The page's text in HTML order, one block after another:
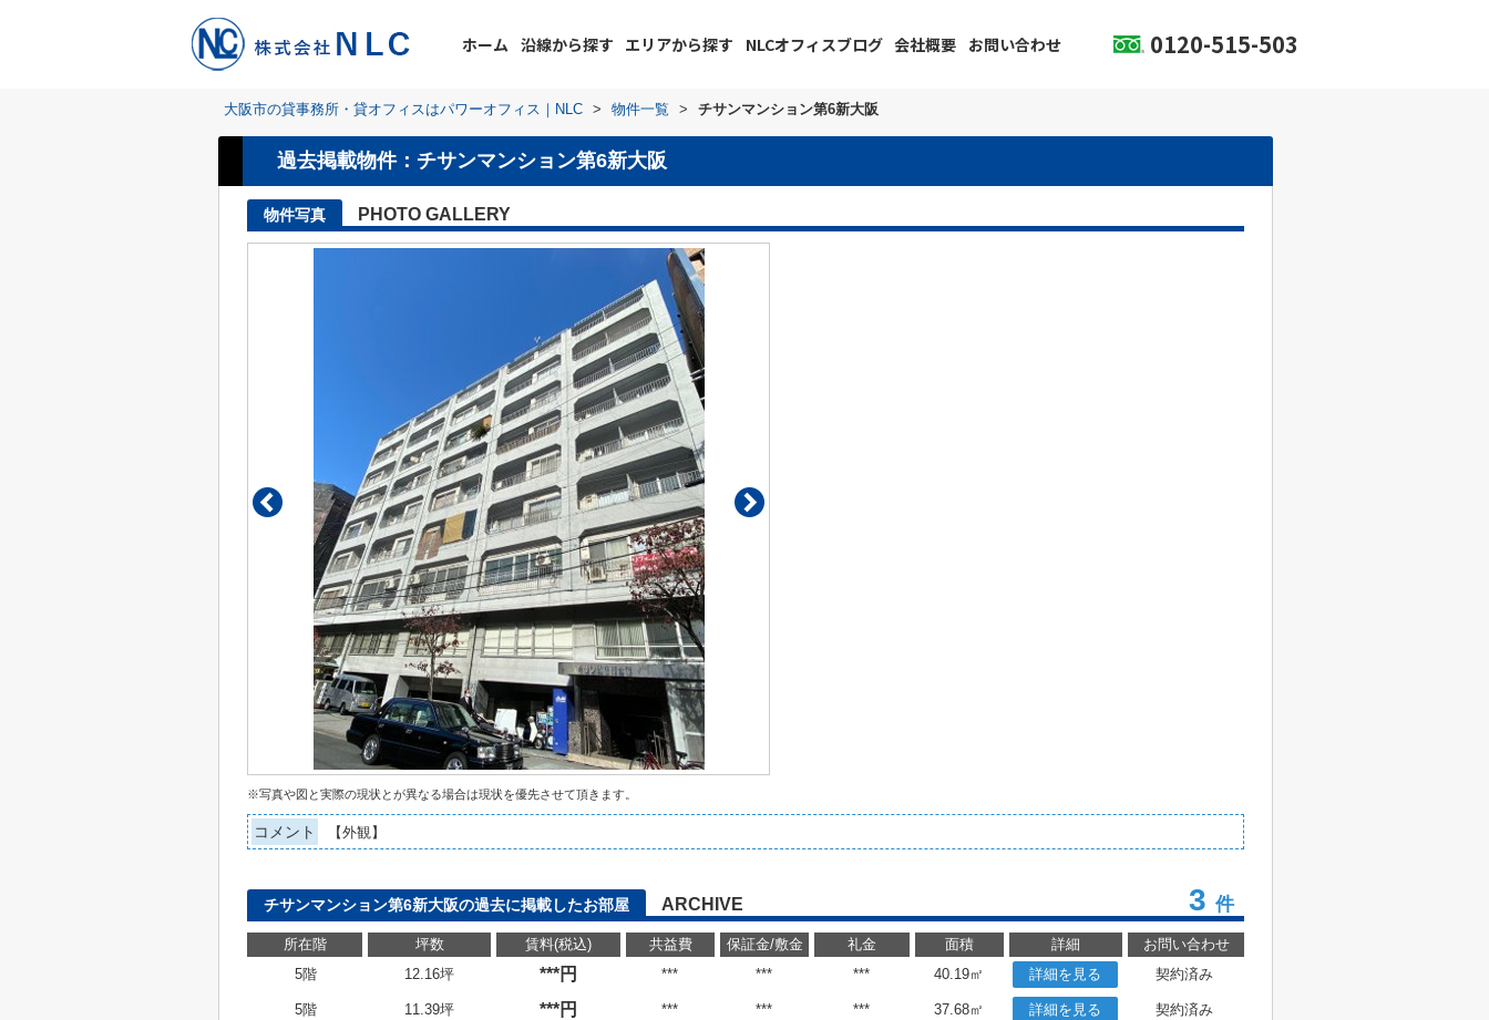
ホーム 沿線から探す エリアから探す NLCオフィスブログ 会社概要 お問い合わせ 0120-515-503
大阪市の貸事務所・貸オフィスはパワーオフィス｜NLC > 物件一覧 > チサンマンション第6新大阪
過去掲載物件：チサンマンション第6新大阪
物件写真 PHOTO GALLERY
※写真や図と実際の現状とが異なる場合は現状を優先させて頂きます。
コメント 【外観】
チサンマンション第6新大阪の過去に掲載したお部屋 ARCHIVE 3 件
所在階 坪数 賃料(税込) 共益費 保証金/敷金 礼金 面積 詳細
お問い合わせ
5階
12.16坪 ***円 *** *** *** 40.19㎡ 詳細を見る 契約済み
5階 11.39坪 ***円 *** *** *** 37.68㎡ 詳細を見る 契約済み